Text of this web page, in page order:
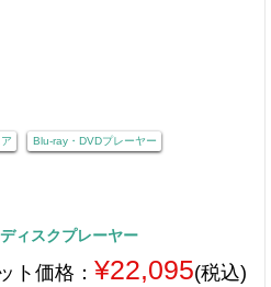
Blu-ray・DVDプレーヤー
ィスクプレーヤー
ト価格： ¥22,095(税込)